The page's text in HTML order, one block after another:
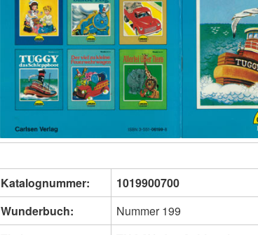
Katalognummer:
1019900700
Wunderbuch:
Nummer 199